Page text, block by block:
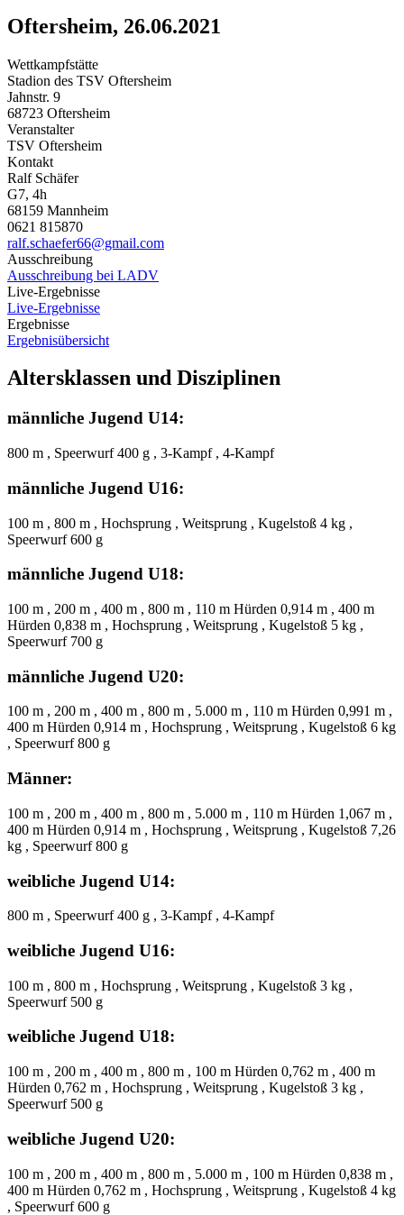
Oftersheim, 26.06.2021
Wettkampfstätte
Stadion des TSV Oftersheim
Jahnstr. 9
68723 Oftersheim
Veranstalter
TSV Oftersheim
Kontakt
Ralf Schäfer
G7, 4h
68159 Mannheim
0621 815870
ralf.schaefer66@gmail.com
Ausschreibung
Ausschreibung bei LADV
Live-Ergebnisse
Live-Ergebnisse
Ergebnisse
Ergebnisübersicht
Altersklassen und Disziplinen
männliche Jugend U14:
800 m , Speerwurf 400 g , 3-Kampf , 4-Kampf
männliche Jugend U16:
100 m , 800 m , Hochsprung , Weitsprung , Kugelstoß 4 kg ,
Speerwurf 600 g
männliche Jugend U18:
100 m , 200 m , 400 m , 800 m , 110 m Hürden 0,914 m , 400 m
Hürden 0,838 m , Hochsprung , Weitsprung , Kugelstoß 5 kg ,
Speerwurf 700 g
männliche Jugend U20:
100 m , 200 m , 400 m , 800 m , 5.000 m , 110 m Hürden 0,991 m ,
400 m Hürden 0,914 m , Hochsprung , Weitsprung , Kugelstoß 6 kg
, Speerwurf 800 g
Männer:
100 m , 200 m , 400 m , 800 m , 5.000 m , 110 m Hürden 1,067 m ,
400 m Hürden 0,914 m , Hochsprung , Weitsprung , Kugelstoß 7,26
kg , Speerwurf 800 g
weibliche Jugend U14:
800 m , Speerwurf 400 g , 3-Kampf , 4-Kampf
weibliche Jugend U16:
100 m , 800 m , Hochsprung , Weitsprung , Kugelstoß 3 kg ,
Speerwurf 500 g
weibliche Jugend U18:
100 m , 200 m , 400 m , 800 m , 100 m Hürden 0,762 m , 400 m
Hürden 0,762 m , Hochsprung , Weitsprung , Kugelstoß 3 kg ,
Speerwurf 500 g
weibliche Jugend U20:
100 m , 200 m , 400 m , 800 m , 5.000 m , 100 m Hürden 0,838 m ,
400 m Hürden 0,762 m , Hochsprung , Weitsprung , Kugelstoß 4 kg
, Speerwurf 600 g